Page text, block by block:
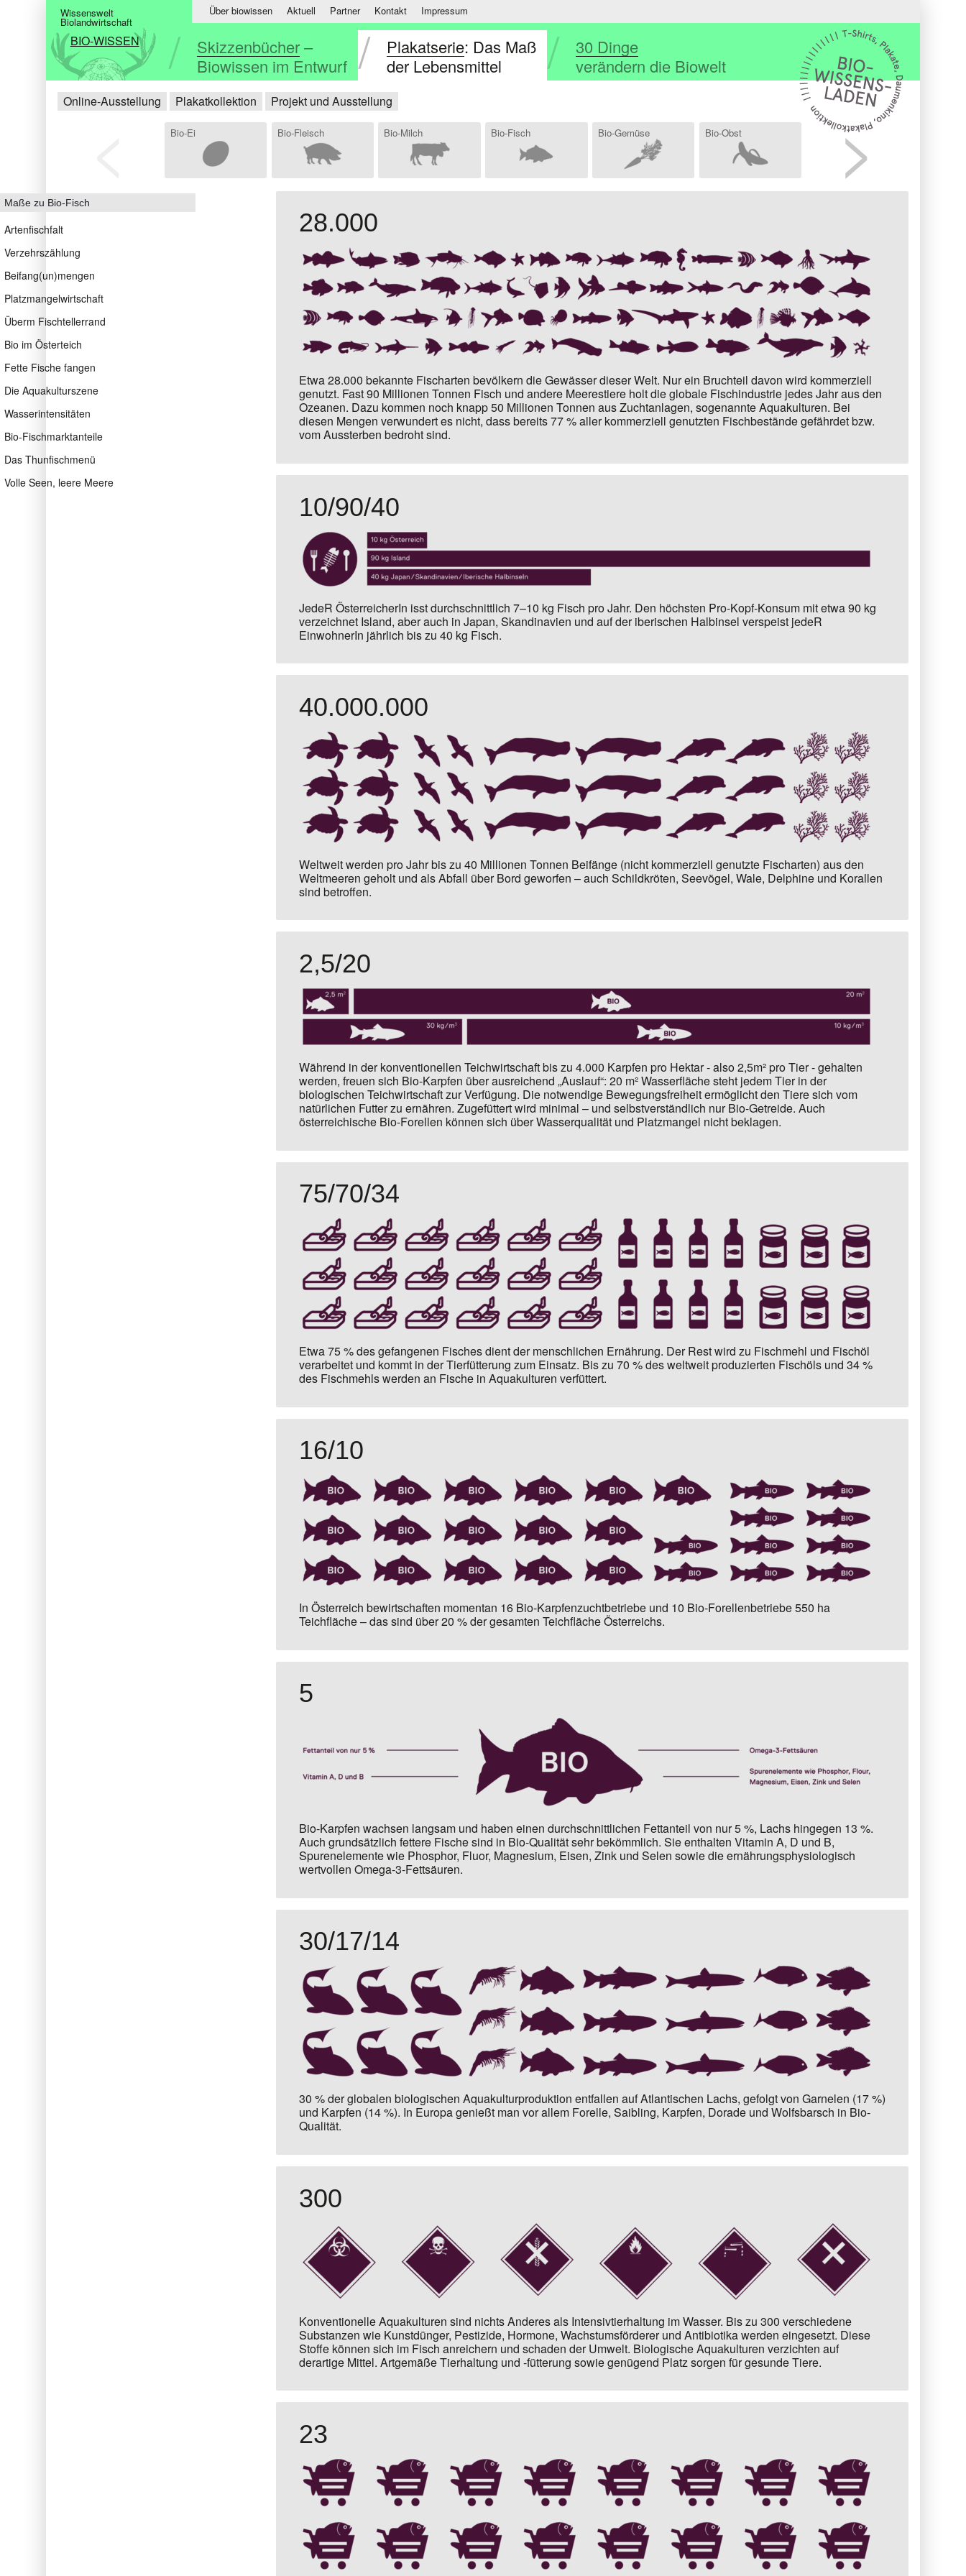
Wissenswelt
Biolandwirtschaft
Über biowissen Aktuell Partner Kontakt Impressum
BIO-WISSEN Skizzenbücher–
Biowissen im Entwurf
Plakatserie: Das Maß
der Lebensmittel
30 Dinge
verändern die Biowelt
Online-Ausstellung Plakatkollektion Projekt und Ausstellung
Bio-Ei Bio-Fleisch Bio-Milch Bio-Fisch Bio-Gemüse Bio-Obst >
Maße zu Bio-Fisch
Artenfischfalt
Verzehrszählung
Beifang(un)mengen
Platzmangelwirtschaft
Überm Fischtellerrand
Bio im Österteich
Fette Fische fangen
Die Aquakulturszene
Wasserintensitäten
Bio-Fischmarktanteile
Das Thunfischmenü
Volle Seen, leere Meere
28.000
Etwa 28.000 bekannte Fischarten bevölkern die Gewässer dieser Welt. Nur ein Bruchteil davon wird kommerziell
genutzt. Fast 90 Millionen Tonnen Fisch und andere Meerestiere holt die globale Fischindustrie jedes Jahr aus den
Ozeanen. Dazu kommen noch knapp 50 Millionen Tonnen aus Zuchtanlagen, sogenannte Aquakulturen. Bei
diesen Mengen verwundert es nicht, dass bereits 77 % aller kommerziell genutzten Fischbestände gefährdet bzw.
vom Aussterben bedroht sind.
10/90/40
JedeR ÖsterreicherIn isst durchschnittlich 7–10 kg Fisch pro Jahr. Den höchsten Pro-Kopf-Konsum mit etwa90 kg
verzeichnet Island, aber auch in Japan, Skandinavien und auf der iberischen Halbinsel verspeist jedeR
EinwohnerIn jährlich bis zu 40 kg Fisch.
40.000.000
Weltweit werden pro Jahr bis zu 40 Millionen Tonnen Beifänge (nicht kommerziell genutzte Fischarten) aus den
Weltmeeren geholt und als Abfall über Bord geworfen – auch Schildkröten, Seevögel, Wale, Delphine und Korallen
sind betroffen.
2,5/20
Während in der konventionellen Teichwirtschaft bis zu 4.000 Karpfen pro Hektar - also 2,5m² pro Tier -gehalten
werden, freuen sich Bio-Karpfen über ausreichend „Auslauf“: 20 m² Wasserfläche steht jedem Tier in der
biologischen Teichwirtschaft zur Verfügung. Die notwendige Bewegungsfreiheit ermöglicht den Tiere sich vom
natürlichen Futter zu ernähren. Zugefüttert wird minimal – und selbstverständlich nur Bio-Getreide. Auch
österreichische Bio-Forellen können sich über Wasserqualität und Platzmangel nicht beklagen.
75/70/34
Etwa 75 % des gefangenen Fisches dient der menschlichen Ernährung. Der Rest wird zu Fischmehl und Fischöl
verarbeitet und kommt in der Tierfütterung zum Einsatz. Bis zu 70 % des weltweit produzierten Fischöls und 34 %
des Fischmehlswerden an Fische in Aquakulturen verfüttert.
16/10
In Österreich bewirtschaften momentan 16 Bio-Karpfenzuchtbetriebe und 10 Bio-Forellenbetriebe550 ha
Teichfläche – das sind über 20 % der gesamten Teichfläche Österreichs.
5
Bio-Karpfen wachsen langsam und haben einen durchschnittlichen Fettanteil von nur 5 %, Lachs hingegen 13 %.
Auch grundsätzlich fettere Fische sind in Bio-Qualität sehr bekömmlich. Sie enthalten Vitamin A, D und B,
Spurenelemente wie Phosphor, Fluor, Magnesium, Eisen, Zink und Selen sowie die ernährungsphysiologisch
wertvollen Omega-3-Fettsäuren.
30/17/14
30 % der globalen biologischen Aquakulturproduktion entfallen aufAtlantischen Lachs, gefolgt von Garnelen (17 %)
und Karpfen (14 %). In Europa genießt man vor allem Forelle, Saibling, Karpfen, Dorade und Wolfsbarsch in Bio-
Qualität.
300
Konventionelle Aquakulturen sind nichts Anderes als Intensivtierhaltung im Wasser. Bis zu 300 verschiedene
Substanzen wie Kunstdünger, Pestizide, Hormone, Wachstumsförderer und Antibiotikawerden eingesetzt. Diese
Stoffe können sich im Fisch anreichern und schaden der Umwelt. Biologische Aquakulturen verzichten auf
derartige Mittel. Artgemäße Tierhaltung und -fütterung sowie genügend Platz sorgen für gesunde Tiere.
23